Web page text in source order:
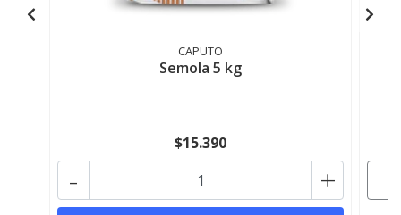
CAPUTO
Semola 5 kg
$15.390
+
-